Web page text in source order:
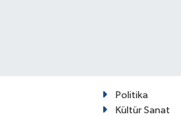
Politika
Kültür Sanat